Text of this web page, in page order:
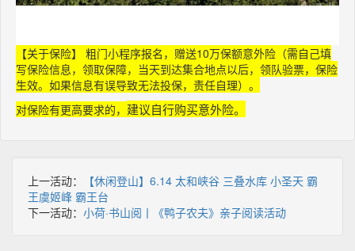
【关于保险】 粗门小程序报名，赠送10万保额意外险（需自己填
写保险信息，领取保障，当天到达集合地点以后，领队验票，保险
生效。如果信息有误导致无法投保，责任自理）。
对保险有更高要求的， 建议自行购买意外险。
上一活动：
【休闲登山】6.14 太和峡谷 三叠水库 小圣天 霸
王虞姬峰 霸王台
下一活动： 小荷·书山阅丨《鸭子农夫》亲子阅读活动